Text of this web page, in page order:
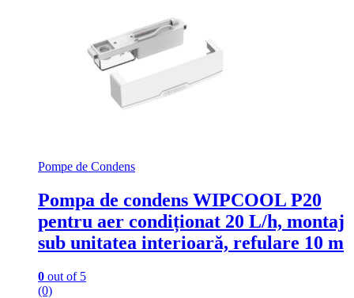
Pompe de Condens
Pompa de condens WIPCOOL P20
pentru aer condiționat 20 L/h, montaj
sub unitatea interioară, refulare 10 m
0 out of 5
(0)